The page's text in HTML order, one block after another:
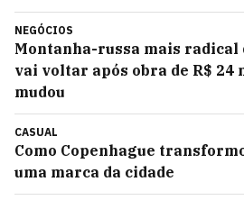
NEGÓCIOS
Montanha-russa mais radical
vai voltar após obra de R$ 24
mudou
CASUAL
Como Copenhague
uma marca da cidade